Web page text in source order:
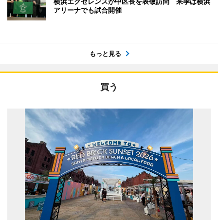
アリーナでも試合開催
もっと見る
買う